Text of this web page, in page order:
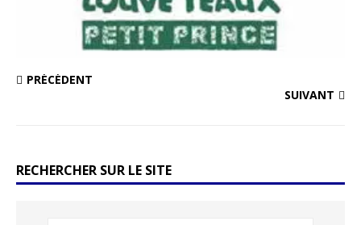
PRÉCÉDENT
SUIVANT
RECHERCHER SUR LE SITE